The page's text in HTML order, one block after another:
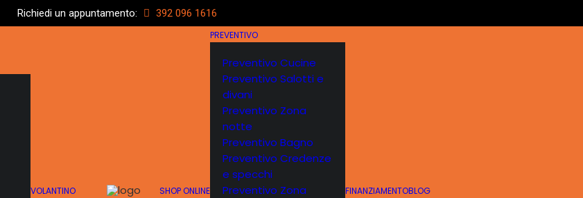
Richiedi un appuntamento: 392 096 1616
VOLANTINO SHOP ONLINE
PREVENTIVO
Preventivo Cucine
Preventivo Salotti e
divani
Preventivo Zona
notte
Preventivo Bagno
Preventivo Credenze
e specchi
Preventivo Zona
FINANZIAMENTOBLOG